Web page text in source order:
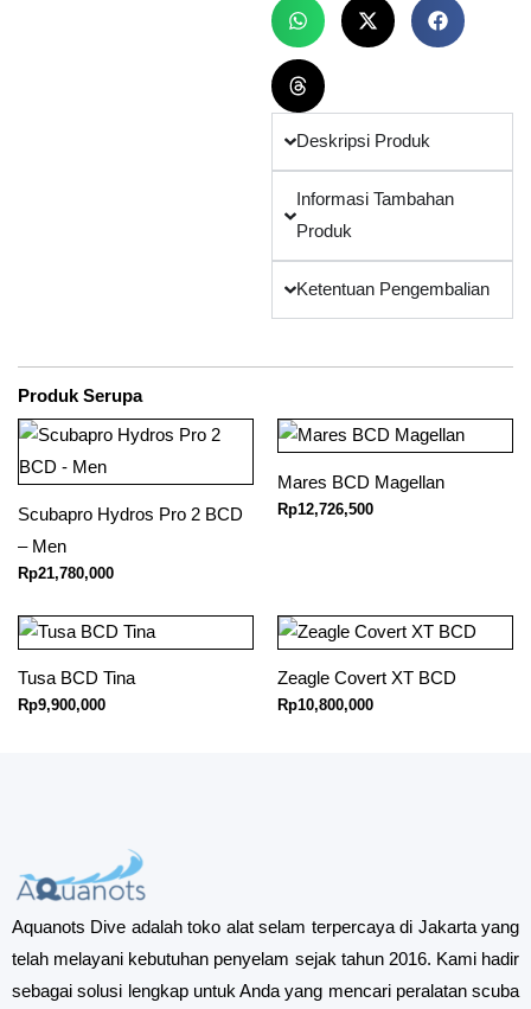
Deskripsi Produk
Informasi Tambahan
Produk
Ketentuan Pengembalian
Produk Serupa
Scubapro Hydros Pro 2 BCD
– Men
Rp21,780,000
Mares BCD Magellan
Rp12,726,500
Tusa BCD Tina
Rp9,900,000
Zeagle Covert XT BCD
Rp10,800,000
Aquanots Dive adalah toko alat selam terpercaya di Jakarta yang
telah melayani kebutuhan penyelam sejak tahun 2016. Kami hadir
sebagai solusi lengkap untuk Anda yang mencari peralatan scuba